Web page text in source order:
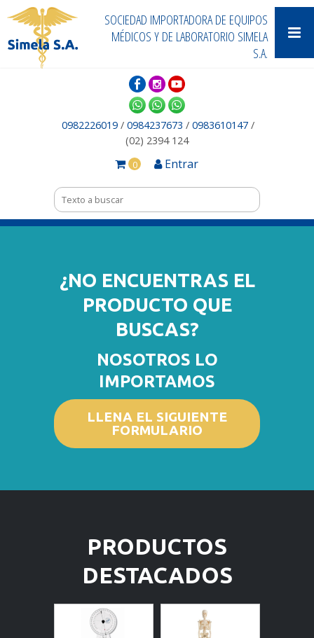
SOCIEDAD IMPORTADORA DE EQUIPOS
MÉDICOS Y DE LABORATORIO SIMELA
S.A.
0982226019/0984237673 /0983610147 /
(02) 2394 124
0 Entrar
¿NO ENCUENTRAS EL
PRODUCTO QUE
BUSCAS?
NOSOTROS LO
IMPORTAMOS
LLENA EL SIGUIENTE
FORMULARIO
PRODUCTOS
DESTACADOS